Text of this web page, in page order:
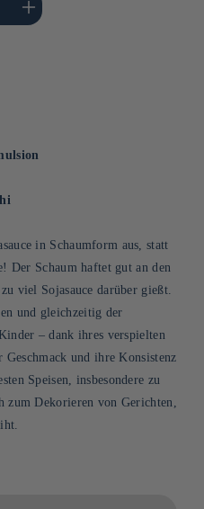
Title
in Schaumform aus, statt
Der Schaum haftet gut an den
viel Sojasauce darüber gießt.
und gleichzeitig der
– dank ihres verspielten
Geschmack und ihre Konsistenz
Speisen, insbesondere zu
zum Dekorieren von Gerichten,